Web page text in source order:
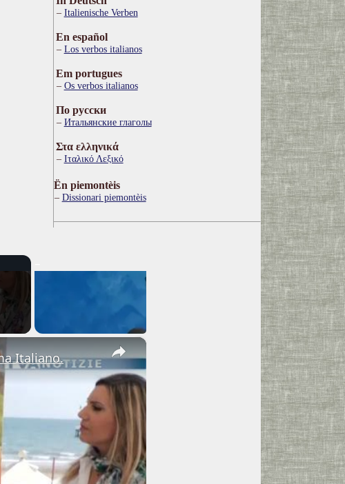
Italienische Verben
En español
Los verbos italianos
Em portugues
Os verbos italianos
По русски
Итальянские глаголы
Στα ελληνικά
Ιταλικό Λεξικό
Ën piemontèis
Dissionari piemontèis
×
Italiano.